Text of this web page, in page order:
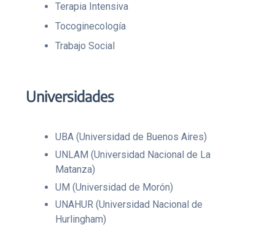
Terapia Intensiva
Tocoginecología
Trabajo Social
Universidades
UBA (Universidad de Buenos Aires)
UNLAM (Universidad Nacional de La
Matanza)
UM (Universidad de Morón)
UNAHUR (Universidad Nacional de
Hurlingham)